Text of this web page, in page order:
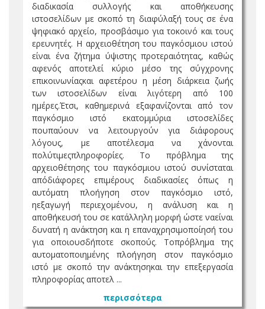
διαδικασία συλλογής και αποθήκευσης
ιστοσελίδων με σκοπό τη διαφύλαξή τους σε ένα
ψηφιακό αρχείο, προσβάσιμο για τοκοινό και τους
ερευνητές. Η αρχειοθέτηση του παγκόσμιου ιστού
είναι ένα ζήτημα ύψιστης προτεραιότητας, καθώς
αφενός αποτελεί κύριο μέσο της σύγχρονης
επικοινωνίαςκαι αφετέρου η μέση διάρκεια ζωής
των ιστοσελίδων είναι λιγότερη από 100
ημέρες.Έτσι, καθημερινά εξαφανίζονται από τον
παγκόσμιο ιστό εκατομμύρια ιστοσελίδες
πουπαύουν να λειτουργούν για διάφορους
λόγους, με αποτέλεσμα να χάνονται
πολύτιμεςπληροφορίες. Το πρόβλημα της
αρχειοθέτησης του παγκόσμιου ιστού συνίσταται
απόδιάφορες επιμέρους διαδικασίες όπως η
αυτόματη πλοήγηση στον παγκόσμιο ιστό,
ηεξαγωγή περιεχομένου, η ανάλυση και η
αποθήκευσή του σε κατάλληλη μορφή ώστε ναείναι
δυνατή η ανάκτηση και η επαναχρησιμοποίησή του
για οποιουσδήποτε σκοπούς. Τοπρόβλημα της
αυτοματοποιημένης πλοήγηση στον παγκόσμιο
ιστό με σκοπό την ανάκτησηκαι την επεξεργασία
πληροφορίας αποτελ ...
περισσότερα